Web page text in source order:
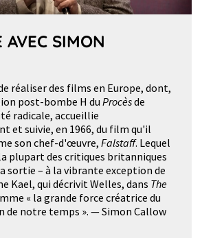
AVEC SIMON
réaliser des films en Europe, dont,
post-bombe H du Procèsde
radicale, accueillie
et suivie, en 1966, du film qu'il
son chef-d'œuvre, Falstaff. Lequel
plupart des critiques britanniques
sortie – à la vibrante exception de
Kael, qui décrivit Welles, dans The
« la grande force créatrice du
de notre temps ». — Simon Callow